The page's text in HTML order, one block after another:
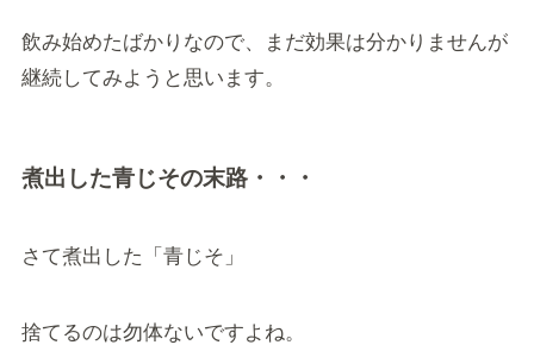
飲み始めたばかりなので、まだ効果は分かりませんが
継続してみようと思います。
煮出した青じその末路・・・
さて煮出した「青じそ」
捨てるのは勿体ないですよね。